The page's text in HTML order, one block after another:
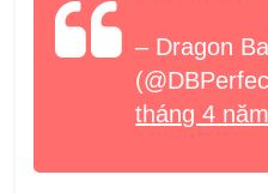
– Dragon
tháng 4